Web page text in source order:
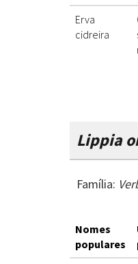
Erva
cidreira
Lippia
Família:
Nomes
populares